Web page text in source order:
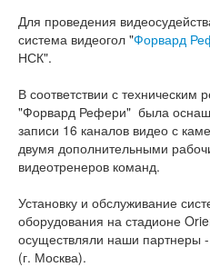
Для проведения
система видеогол "Форвард
НСК".
В соответствии с
"Форвард Рефери" была
записи 16 каналов видео с
двумя дополнительными
видеотренеров команд.
Установку и обслуживание
оборудования на стадионе
осуществляли наши партнеры
(г. Москва).